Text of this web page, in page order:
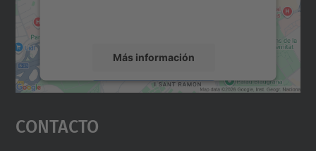
Más información
Aceptar
powered by
Contacto